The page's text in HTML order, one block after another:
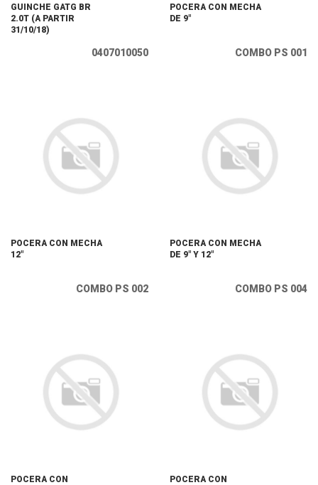
GUINCHE GATG BR
2.0T (A PARTIR
31/10/18)
0407010050
POCERA CON MECHA
DE 9"
COMBO PS 001
POCERA CON MECHA
12"
COMBO PS 002
POCERA CON MECHA
DE 9" Y 12"
COMBO PS 004
POCERA CON
POCERA CON